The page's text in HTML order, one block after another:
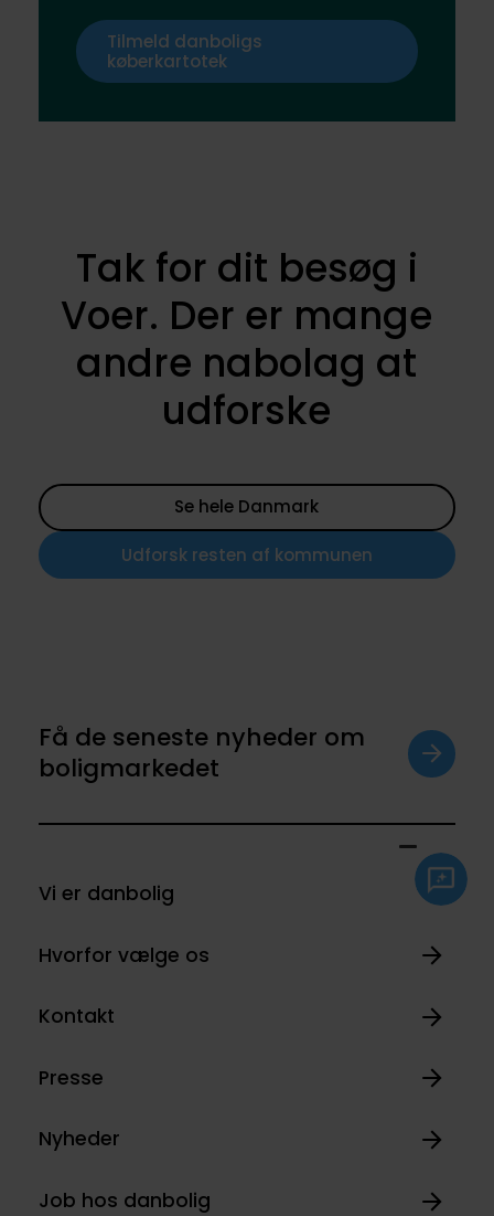
Tilmeld danboligs
køberkartotek
Tak for dit besøg i
Voer. Der er mange
andre nabolag at
udforske
Se hele Danmark
Udforsk resten af kommunen
Få de seneste nyheder om
boligmarkedet
Vi er danbolig
Hvorfor vælge os
Kontakt
Presse
Nyheder
Job hos danbolig